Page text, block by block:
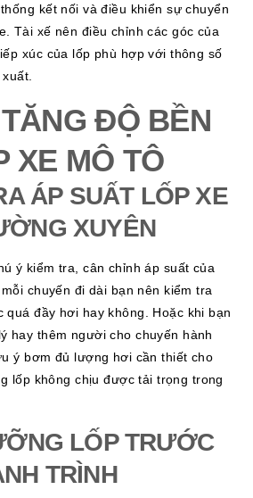
kết nối và điều khiển sự chuyển
Tài xế nên điều chỉnh các góc của
xúc của lốp phù hợp với thông số
ĐỘ BỀN
XE MÔ TÔ
ÁP SUẤT LỐP XE
XUYÊN
ý kiểm tra, cân chỉnh áp suất của
chuyến đi dài bạn nên kiểm tra
quá đầy hơi hay không. Hoặc khi bạn
hay thêm người cho chuyến hành
ý bơm đủ lượng hơi cần thiết cho
lốp không chịu được tải trọng trong
LỐP TRƯỚC
TRÌNH